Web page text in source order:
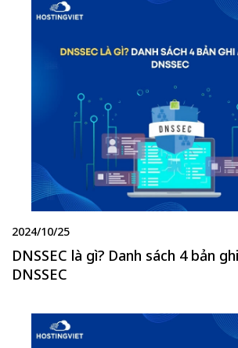
2024/10/25
DNSSEC là gì? Danh sách 4 bản
DNSSEC